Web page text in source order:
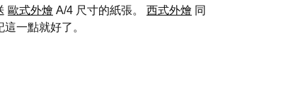
歐式外燴 A/4 尺寸的紙張。 西式外燴 同
一點就好了。